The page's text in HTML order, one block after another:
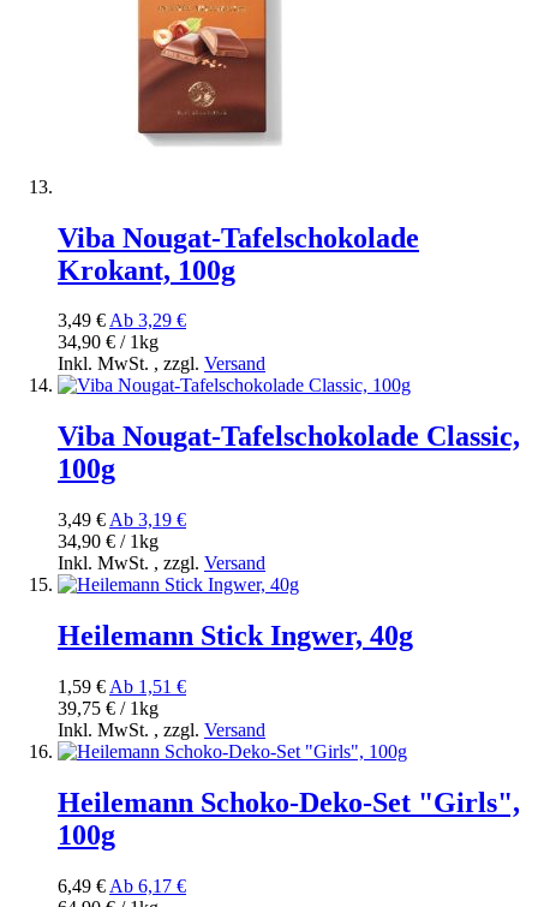
Viba Nougat-Tafelschokolade
Krokant, 100g
3,49 €Ab 3,29 €
34,90 € / 1kg
Inkl. MwSt. , zzgl. Versand
Viba Nougat-Tafelschokolade Classic,
100g
3,49 € Ab 3,19 €
34,90 € / 1kg
Inkl. MwSt. , zzgl. Versand
Heilemann Stick Ingwer, 40g
1,59 € Ab 1,51 €
39,75 € / 1kg
Inkl. MwSt. , zzgl. Versand
Heilemann Schoko-Deko-Set "Girls",
100g
6,49 € Ab 6,17 €